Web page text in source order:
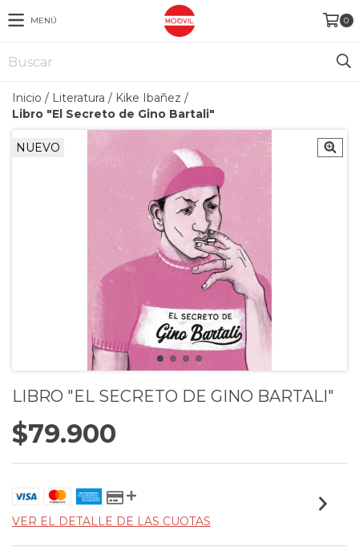
MENÚ 0
Inicio / Literatura / Kike Ibañez /
Libro "El Secreto de Gino Bartali"
NUEVO
LIBRO "EL SECRETO DE GINO BARTALI"
$79.900
VER EL DETALLE DE LAS CUOTAS